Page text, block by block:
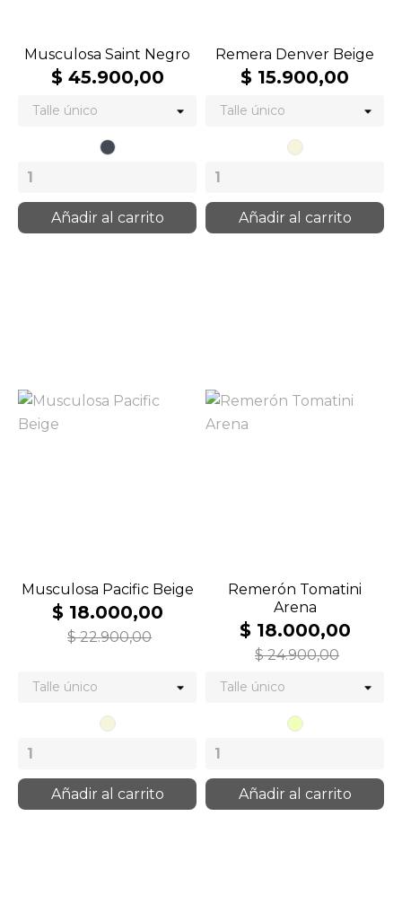
Musculosa Saint Negro
$ 45.900,00
Negro
Añadir al carrito
Remera Denver Beige
$ 15.900,00
Beige
Añadir al carrito
Musculosa Pacific Beige
$ 18.000,00
$ 22.900,00
Beige
Añadir al carrito
Remerón Tomatini
Arena
$ 18.000,00
$ 24.900,00
Arena
Añadir al carrito